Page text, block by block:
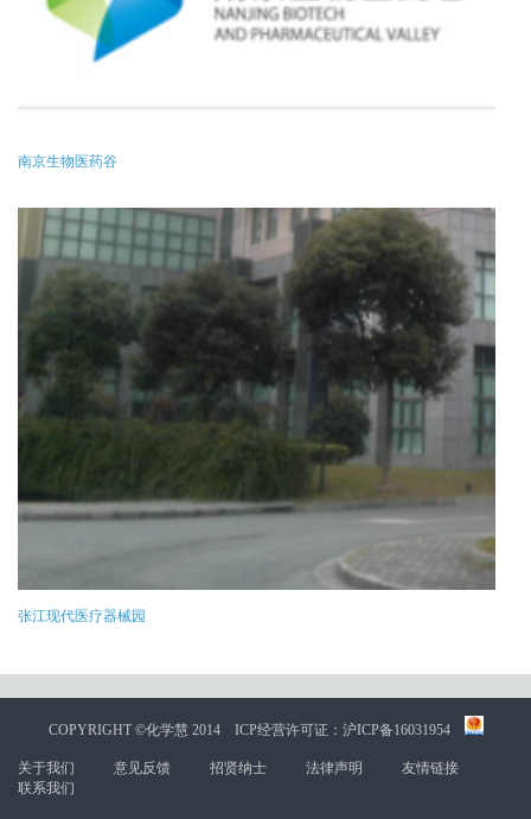
南京生物医药谷
张江现代医疗器械园
COPYRIGHT ©化学慧 2014 ICP经营许可证：沪ICP备16031954
关于我们 意见反馈 招贤纳士 法律声明
友情链接
联系我们